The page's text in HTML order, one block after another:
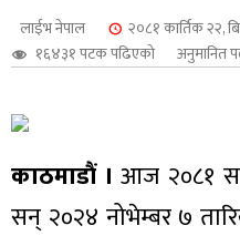
लाईभ नेपाल
२०८१ कार्तिक २२,
१६४३१ पटक पढिएको
अनुमानित
काठमाडौं । आज २०८१
सन् २०२४ नोभेम्बर ७